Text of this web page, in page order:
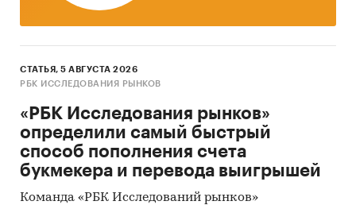
СТАТЬЯ, 5 АВГУСТА 2026
РБК ИССЛЕДОВАНИЯ РЫНКОВ
«РБК Исследования рынков»
определили самый быстрый
способ пополнения счета
букмекера и перевода выигрышей
Команда «РБК Исследований рынков»